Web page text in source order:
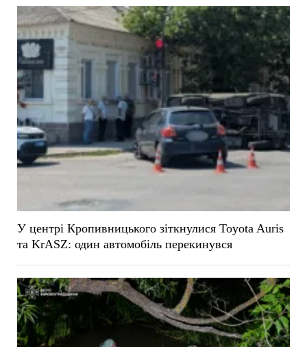
У центрі Кропивницького зіткнулися Toyota Auris
та KrASZ: один автомобіль перекинувся